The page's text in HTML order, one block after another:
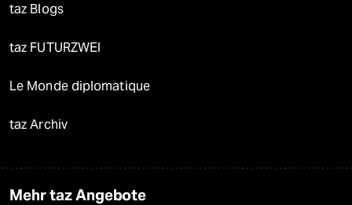
taz Blogs
taz FUTURZWEI
Le Monde diplomatique
taz Archiv
Mehr taz Angebote